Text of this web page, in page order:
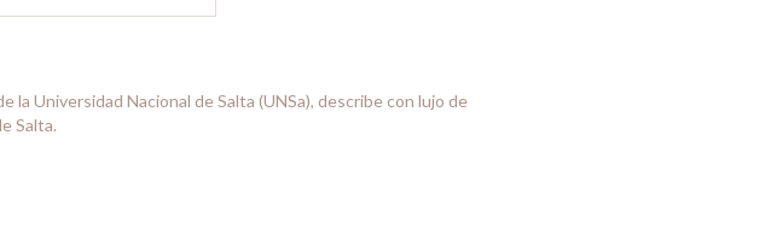
Universidad Nacional de Salta (UNSa), describe con lujo de
Salta.